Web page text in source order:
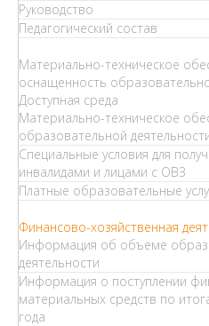
Руководство
Педагогический состав
Материально-техническое
оснащенность
Доступная среда
Материально-техническое
образовательной
Специальные условия для
инвалидами и лицами с ОВЗ
Платные образовательные
Финансово-хозяйственная
Информация об объеме
деятельности
Информация о поступлении
материальных средств по
года